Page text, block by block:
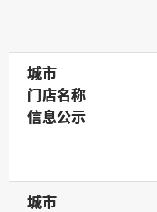
城市
城市
门店名称
门店名称
信息公示
信息公示
城市
城市